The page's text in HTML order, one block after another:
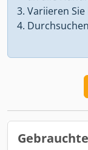
Variieren